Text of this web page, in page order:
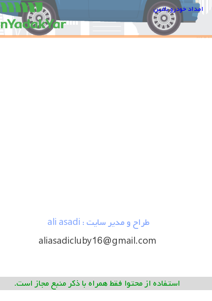
امداد خودرو باغین
طراح و مدیر سایت : ali asadi
aliasadicluby16@gmail.com
استفاده از محتوا فقط همراه با ذکر منبع مجاز است.